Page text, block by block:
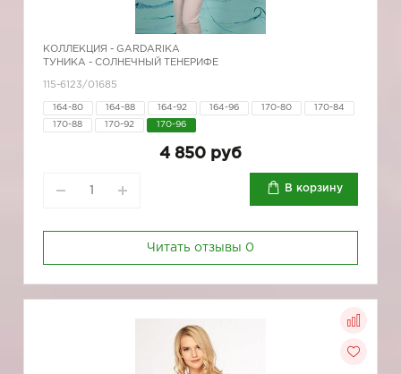
КОЛЛЕКЦИЯ - GARDARIKA
ТУНИКА - СОЛНЕЧНЫЙ ТЕНЕРИФЕ
115-6123/01685
164-80 164-88 164-92 164-96 170-80 170-84
170-88 170-92 170-96
4 850 руб
В корзину
Читать отзывы 0